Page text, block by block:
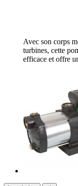
Avec son corps
turbines, cette
efficace et offre